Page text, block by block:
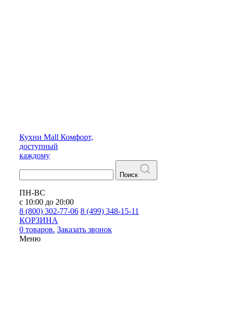
Кухни Mall Комфорт,
доступный
каждому
Поиск
ПН-ВС
с 10:00 до 20:00
8 (800) 302-77-06 8 (499) 348-15-11
КОРЗИНА
0 товаров. Заказать звонок
Меню